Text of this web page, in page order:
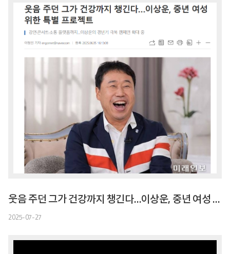
웃음 주던 그가 건강까지 챙긴다…이상운, 중년 여성 위한 특별 프로젝트
2025-07-27